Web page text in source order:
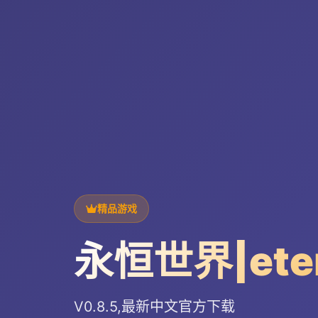
精品游戏
永恒世界
V0.8.5,最新中文官方下载